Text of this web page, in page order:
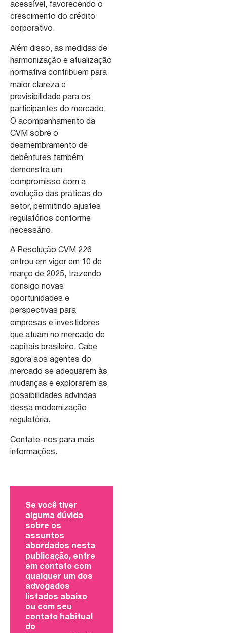
acessível, favorecendo o
crescimento do crédito
corporativo.
Além disso, as medidas de
harmonização e atualização
normativa contribuem para
maior clareza e
previsibilidade para os
participantes do mercado.
O acompanhamento da
CVM sobre o
desmembramento de
debêntures também
demonstra um
compromisso com a
evolução das práticas do
setor, permitindo ajustes
regulatórios conforme
necessário.
A Resolução CVM 226
entrou em vigor em 10 de
março de 2025, trazendo
consigo novas
oportunidades e
perspectivas para
empresas e investidores
que atuam no mercado de
capitais brasileiro. Cabe
agora aos agentes do
mercado se adequarem às
mudanças e explorarem as
possibilidades advindas
dessa modernização
regulatória.
Contate-nos para mais
informações.
Se você tiver
alguma dúvida
sobre os
assuntos
abordados nesta
publicação, entre
em contato com
qualquer um dos
advogados
listados abaixo
ou com seu
contato habitual
do